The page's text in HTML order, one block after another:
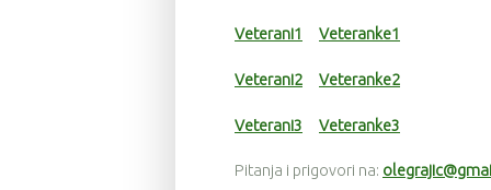
Veterani1 Veteranke1
Veterani2 Veteranke2
Veterani3 Veteranke3
Pitanja i prigovori na: